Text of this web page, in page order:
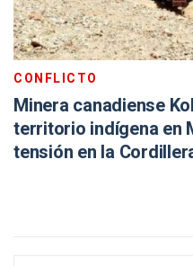
CONFLICTO
Minera canadiense
territorio indígena en
tensión en la